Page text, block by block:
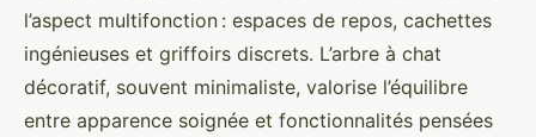
l’aspect multifonction : espaces de repos, cachettes
ingénieuses et griffoirs discrets. L’arbre à chat
décoratif, souvent minimaliste, valorise l’équilibre
entre apparence soignée et fonctionnalités pensées